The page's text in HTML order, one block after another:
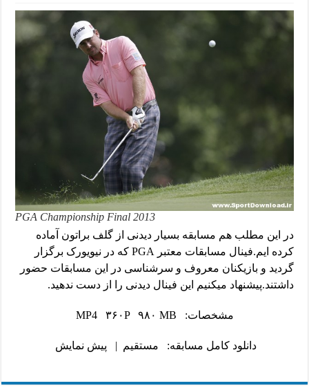
2013 PGA Championship Final
در این مطلب هم مسابقه بسیار دیدنی از گلف براتون آماده
کرده ایم.فینال مسابقات معتبر PGA که در نیویورک برگزار
گردید و بازیکنان معروف و سرشناسی در این مسابقات حضور
داشتند.پیشنهاد میکنیم این فینال دیدنی را از دست ندهید.
مشخصات: MP4 ۳۶۰P ۹۸۰ MB
دانلود کامل مسابقه: مستقیم | پیش نمایش